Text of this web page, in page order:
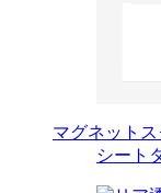
マグネット
シート